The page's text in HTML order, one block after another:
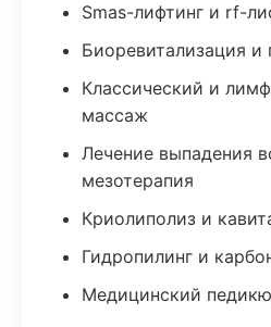
Smas-лифтинг и rf-
Биоревитализация и
Классический и
массаж
Лечение выпадения
мезотерапия
Криолиполиз и
Гидропилинг и
Медицинский